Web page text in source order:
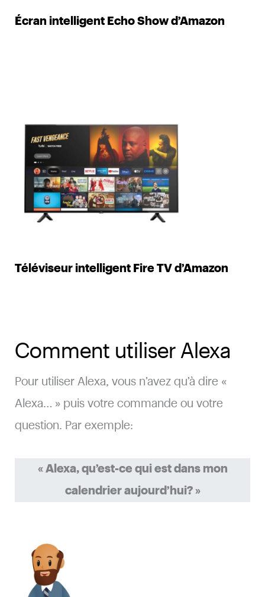
Écran intelligent Echo Show d’Amazon
Téléviseur intelligent Fire TV d’Amazon
Comment utiliser Alexa
Pour utiliser Alexa, vous n’avez qu’à dire «
Alexa… » puis votre commande ou votre
question. Par exemple:
« Alexa, qu’est-ce qui est dans mon
calendrier aujourd’hui? »